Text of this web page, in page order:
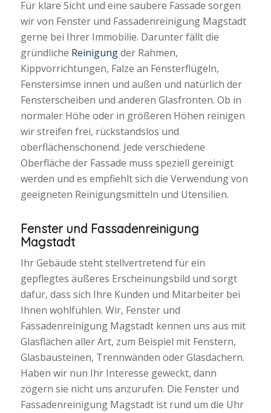
Für klare Sicht und eine saubere Fassade sorgen
wir von Fenster und Fassadenreinigung Magstadt
gerne bei Ihrer Immobilie. Darunter fällt die
gründliche Reinigungder Rahmen,
Kippvorrichtungen, Falze an Fensterflügeln,
Fenstersimse innen und außen und natürlich der
Fensterscheiben und anderen Glasfronten. Ob in
normaler Höhe oder in größeren Höhen reinigen
wir streifen frei, rückstandslos und
oberflächenschonend. Jede verschiedene
Oberfläche der Fassade muss speziell gereinigt
werden und es empfiehlt sich die Verwendung von
geeigneten Reinigungsmitteln und Utensilien.
Fenster und Fassadenreinigung
Magstadt
Ihr Gebäude steht stellvertretend für ein
gepflegtes äußeres Erscheinungsbild und sorgt
dafür, dass sich Ihre Kunden und Mitarbeiter bei
Ihnen wohlfühlen. Wir, Fenster und
Fassadenreinigung Magstadt kennen uns aus mit
Glasflächen aller Art, zum Beispiel mit Fenstern,
Glasbausteinen, Trennwänden oder Glasdächern.
Haben wir nun Ihr Interesse geweckt, dann
zögern sie nicht uns anzurufen. Die Fenster und
Fassadenreinigung Magstadt ist rund um die Uhr